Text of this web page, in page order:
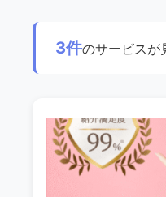
3件のサービスが